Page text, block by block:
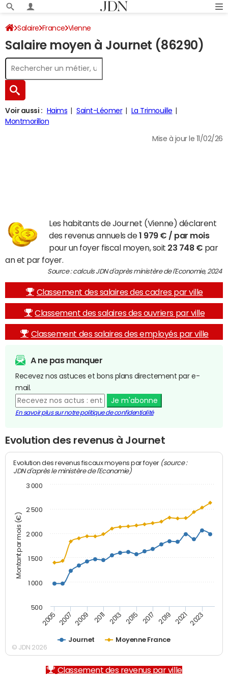
Salaire France Vienne
Salaire moyen à Journet (86290)
Voir aussi : Haims Saint-Léomer
La Trimouille
Montmorillon
Mise à jour le 11/02/26
Les habitants de Journet (Vienne) déclarent
des revenus annuels de1 979 € / par mois
pour un foyer fiscal moyen, soit 23 748 € par
an et par foyer.
Source : calculs JDN d'après ministère de l'Economie, 2024
Classement des salaires des cadres par ville
Classement des salaires des ouvriers par ville
Classement des salaires des employés par ville
A ne pas manquer
Recevez nos astuces et bons plans directement par e-
mail.
Je m'abonne
En savoir plus sur notre politique de confidentialité
Evolution des revenus à Journet
Montant par mois (€)
Evolution des revenus fiscaux moyens par foyer (source :
JDN d'après le ministère de l'Economie)
Journet Moyenne France
2005 2007 2009 2011 2013 2015 2017 2019 2021 2023
500
1 000
1 500
2 000
2 500
3 000
© JDN 2026
Classement des revenus par ville